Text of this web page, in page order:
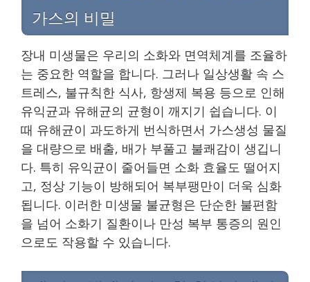
가스의 비밀
장내 미생물은 우리의 소화와 면역체계를 조율하
는 중요한 역할을 합니다. 그러나 일상생활 속 스
트레스, 불규칙한 식사, 항생제 복용 등으로 인해
유익균과 유해균의 균형이 깨지기 쉽습니다. 이
때 유해균이 과도하게 번식하면서 가스생성 물질
을 대량으로 배출, 배가 부풀고 불쾌감이 생깁니
다. 특히 유익균이 줄어들면 소화 효율도 떨어지
고, 정상 기능이 방해되어 복부팽만이 더욱 심화
됩니다. 이러한 미생물 불균형은 단순한 불편함
을 넘어 소화기 질환이나 만성 복부 통증의 원인
으로도 작용할 수 있습니다.